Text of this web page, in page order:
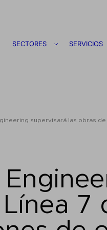
SECTORES SERVICIOS
supervisará las obras
7